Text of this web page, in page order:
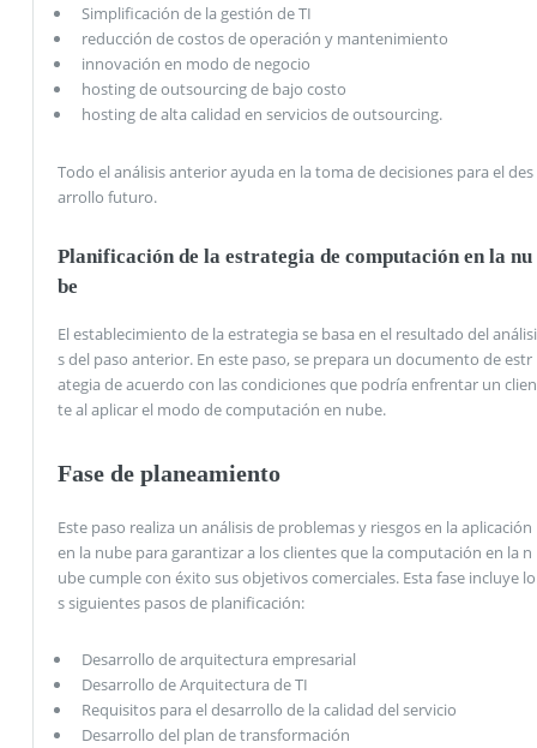
Simplificación de la gestión de TI
reducción de costos de operación y mantenimiento
innovación en modo de negocio
hosting de outsourcing de bajo costo
hosting de alta calidad en servicios de outsourcing.
Todo el análisis anterior ayuda en la toma de decisiones para el des
arrollo futuro.
Planificación de la estrategia de computación en la nu
be
El establecimiento de la estrategia se basa en el resultado del análisi
s del paso anterior. En este paso, se prepara un documento de estr
ategia de acuerdo con las condiciones que podría enfrentar un clien
te al aplicar el modo de computación en nube.
Fase de planeamiento
Este paso realiza un análisis de problemas y riesgos en la aplicación
en la nube para garantizar a los clientes que la computación en la n
ube cumple con éxito sus objetivos comerciales. Esta fase incluye lo
s siguientes pasos de planificación:
Desarrollo de arquitectura empresarial
Desarrollo de Arquitectura de TI
Requisitos para el desarrollo de la calidad del servicio
Desarrollo del plan de transformación